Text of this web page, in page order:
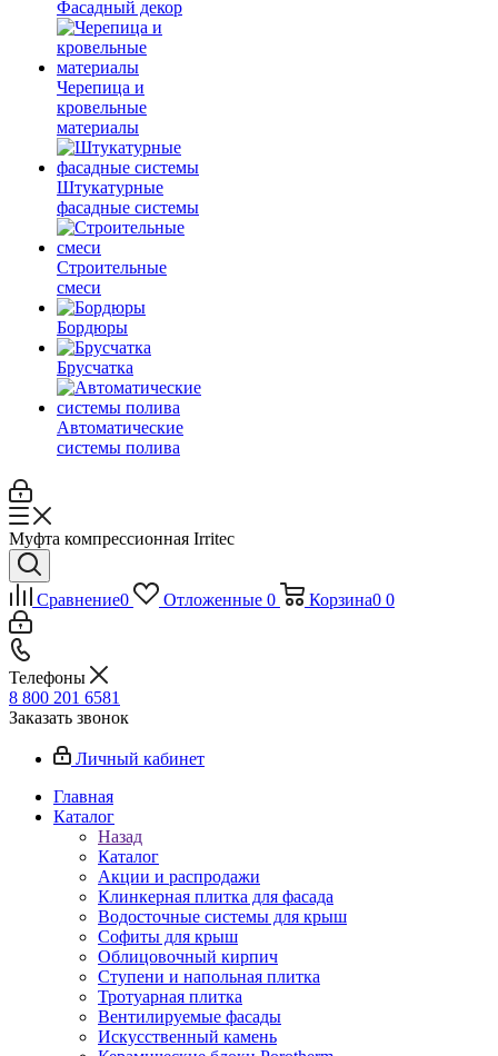
Фасадный декор
Черепица и
кровельные
материалы
Штукатурные
фасадные системы
Строительные
смеси
Бордюры
Брусчатка
Автоматические
системы полива
Муфта компрессионная Irritec
Сравнение0 Отложенные 0 Корзина0 0
Телефоны
8 800 201 6581
Заказать звонок
Личный кабинет
Главная
Каталог
Назад
Каталог
Акции и распродажи
Клинкерная плитка для фасада
Водосточные системы для крыш
Софиты для крыш
Облицовочный кирпич
Ступени и напольная плитка
Тротуарная плитка
Вентилируемые фасады
Искусственный камень